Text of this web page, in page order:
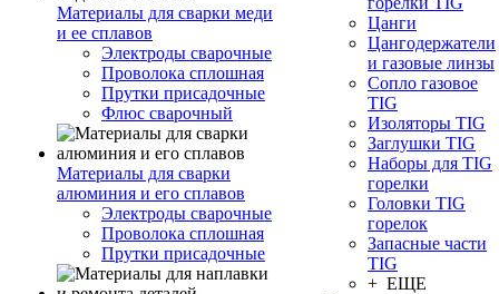
Материалы для сварки меди
и ее сплавов
Электроды сварочные
Проволока сплошная
Прутки присадочные
Флюс сварочный
Материалы для сварки
алюминия и его сплавов
Электроды сварочные
Проволока сплошная
Прутки присадочные
Цанги
Цангодержатели
и газовые линзы
Сопло газовое
TIG
Изоляторы TIG
Заглушки TIG
Наборы для TIG
горелки
Головки TIG
горелок
Запасные части
TIG
+ ЕЩЕ